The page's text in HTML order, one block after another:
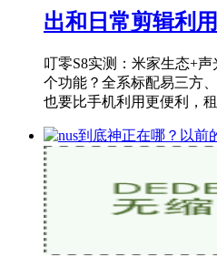
出和日常剪辑利用
叮零S8实测：米家生态+
个功能？全系标配易三方
也要比手机利用更便利，